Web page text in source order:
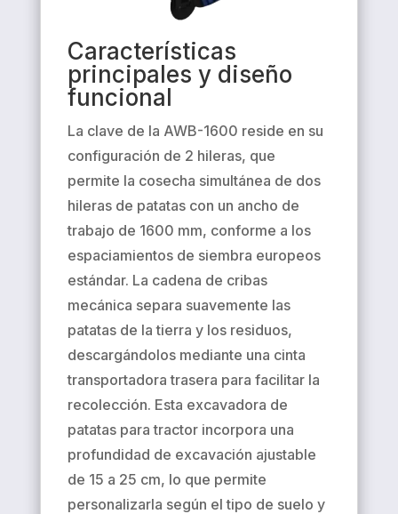
Características
principales y diseño
funcional
La clave de la AWB-1600 reside en su
configuración de 2 hileras, que
permite la cosecha simultánea de dos
hileras de patatas con un ancho de
trabajo de 1600 mm, conforme a los
espaciamientos de siembra europeos
estándar. La cadena de cribas
mecánica separa suavemente las
patatas de la tierra y los residuos,
descargándolos mediante una cinta
transportadora trasera para facilitar la
recolección. Esta excavadora de
patatas para tractor incorpora una
profundidad de excavación ajustable
de 15 a 25 cm, lo que permite
personalizarla según el tipo de suelo y